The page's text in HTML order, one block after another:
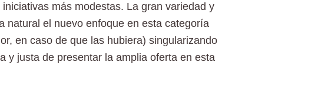
más modestas. La gran variedad y
natural el nuevo enfoque en esta categoría
en caso de que las hubiera) singularizando
y justa de presentar la amplia oferta en esta